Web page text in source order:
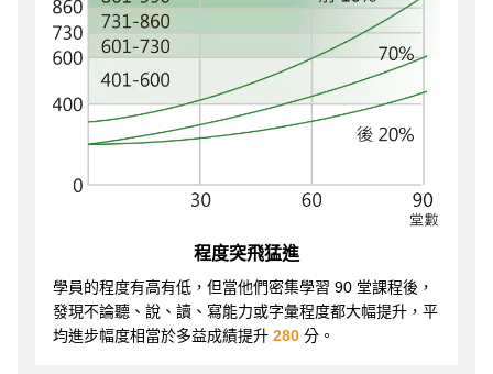
程度突飛猛進
學員的程度有高有低，但當他們密集學習 90 堂課程後，
發現不論聽、說、讀、寫能力或字彙程度都大幅提升，平
均進步幅度相當於多益成績提升 280 分。